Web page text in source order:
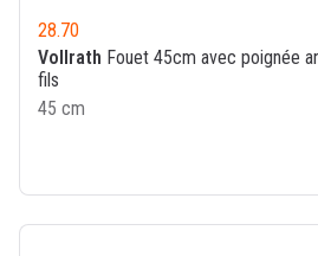
28.70
Vollrath Fouet 45cm avec poignée
fils
45 cm